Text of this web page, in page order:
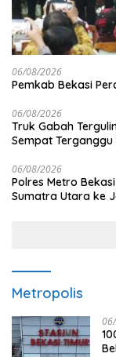
06/08/2026
Pemkab Bekasi
06/08/2026
Truk Gabah
Sempat Terganggu
06/08/2026
Polres Metro
Sumatra Utara ke
Metropolis